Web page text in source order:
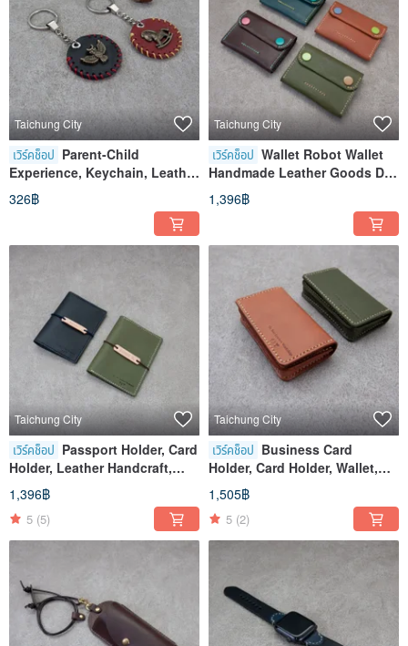
Taichung City
เวิร์คช็อป Parent-Child
Experience, Keychain, Leather
Craft, Workshop, Taichung,
Shenji New Village
326฿
Taichung City
เวิร์คช็อป Wallet Robot Wallet
Handmade Leather Goods DIY
Experience Course Taichung
ShenJi New Village
1,396฿
Taichung City
เวิร์คช็อป Passport Holder, Card
Holder, Leather Handcraft,
Experience Class, Passport
Holder, Taichung, Shen Ji New
Village
1,396฿
5 (5)
Taichung City
เวิร์คช็อป Business Card
Holder, Card Holder, Wallet,
Cards, Handmade Leather
Goods, Experience Course,
Taichung, Shen Ji New Village
1,505฿
5 (2)